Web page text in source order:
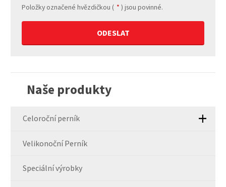
Položky označené hvězdičkou ( * ) jsou povinné.
odeslat.
Naše produkty
Celoroční perník
Velikonoční Perník
Speciální výrobky